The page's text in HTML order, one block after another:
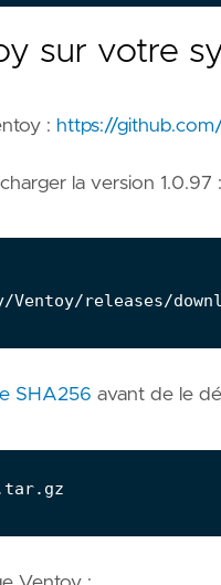
sur votre
: https://
la version 1.0.97 :
SHA256 avant de le